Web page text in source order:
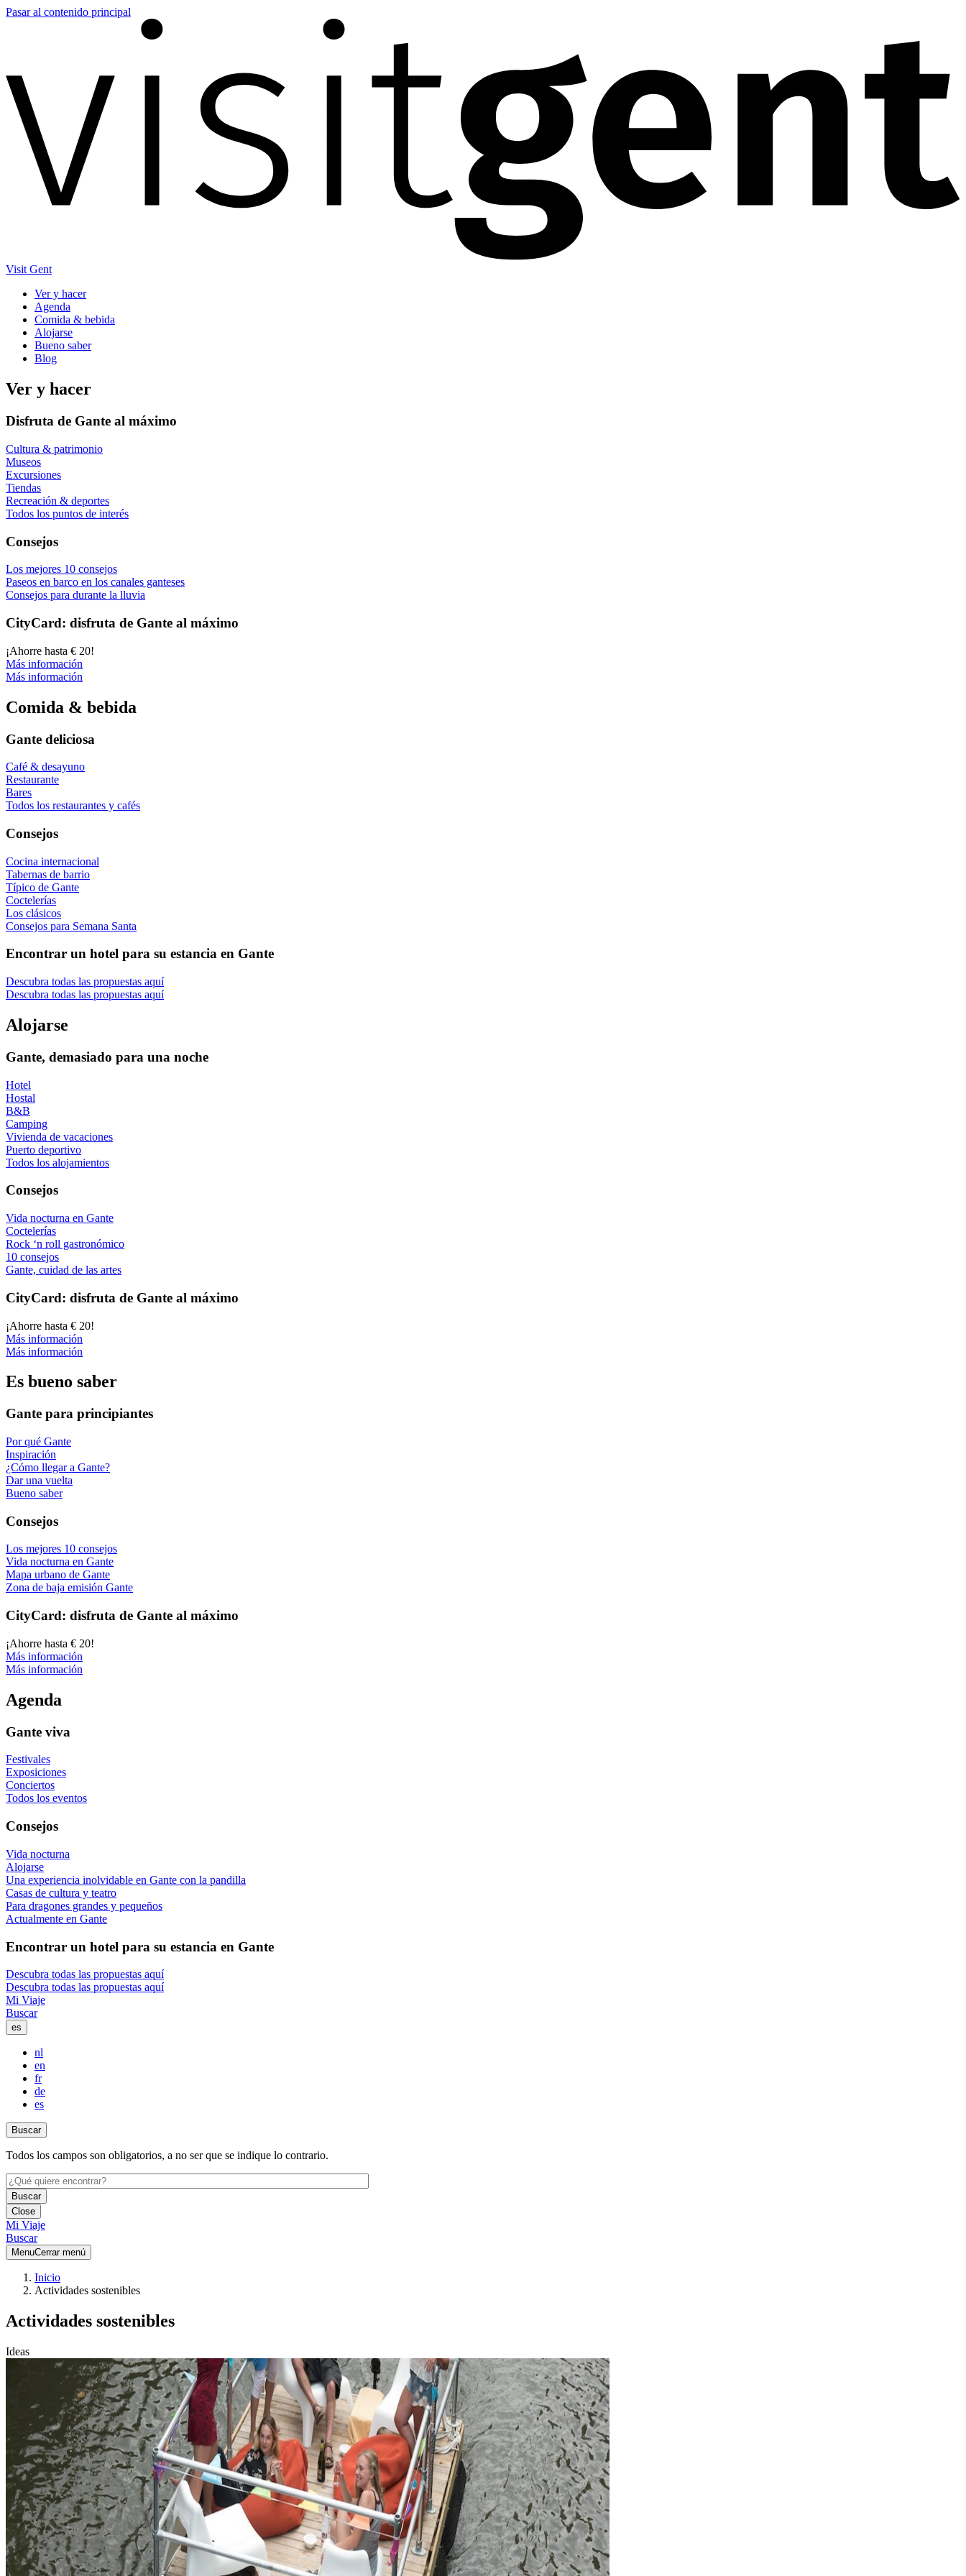
Pasar al contenido principal
Visit Gent
Ver y hacer
Agenda
Comida & bebida
Alojarse
Bueno saber
Blog
Ver y hacer
Disfruta de Gante al máximo
Cultura & patrimonio
Museos
Excursiones
Tiendas
Recreación & deportes
Todos los puntos de interés
Consejos
Los mejores 10 consejos
Paseos en barco en los canales ganteses
Consejos para durante la lluvia
City­Card: dis­fru­ta de Gan­te al máxi­mo
¡Ahorre hasta € 20!
Más información
Más información
Comi­da & bebi­da
Gante deliciosa
Café & desayuno
Restaurante
Bares
Todos los restaurantes y cafés
Consejos
Cocina internacional
Tabernas de barrio
Típi­co de Gan­te
Coctelerías
Los clásicos
Consejos para Semana Santa
Encon­trar un hotel para su estan­cia en Gan­te
Descubra todas las propuestas aquí
Descubra todas las propuestas aquí
Alo­jar­se
Gante, demasiado para una noche
Hotel
Hostal
B&B
Camping
Vivienda de vacaciones
Puerto deportivo
Todos los alojamientos
Consejos
Vida nocturna en Gante
Coctelerías
Rock ‘n roll gastronómico
10 consejos
Gante, cuidad de las artes
City­Card: dis­fru­ta de Gan­te al máxi­mo
¡Ahorre hasta € 20!
Más información
Más información
Es bueno saber
Gante para principiantes
Por qué Gante
Inspiración
¿Cómo llegar a Gante?
Dar una vuelta
Bueno saber
Consejos
Los mejores 10 consejos
Vida nocturna en Gante
Mapa urbano de Gante
Zona de baja emisión Gante
City­Card: dis­fru­ta de Gan­te al máxi­mo
¡Ahorre hasta € 20!
Más información
Más información
Agen­da
Gante viva
Festivales
Exposiciones
Conciertos
Todos los eventos
Consejos
Vida nocturna
Alojarse
Una experiencia inolvidable en Gante con la pandilla
Casas de cultura y teatro
Para dragones grandes y pequeños
Actualmente en Gante
Encon­trar un hotel para su estan­cia en Gan­te
Descubra todas las propuestas aquí
Descubra todas las propuestas aquí
Mi Viaje
Buscar
es
nl
en
fr
de
es
Buscar
Todos los campos son obligatorios, a no ser que se indique lo contrario.
Close
Mi Viaje
Buscar
MenuCerrar menú
Inicio
Actividades sostenibles
Acti­vi­da­des sos­te­ni­bles
Ideas